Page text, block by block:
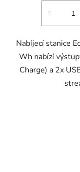
Nabíjecí stanice
Wh nabízí
Charge) a 2x